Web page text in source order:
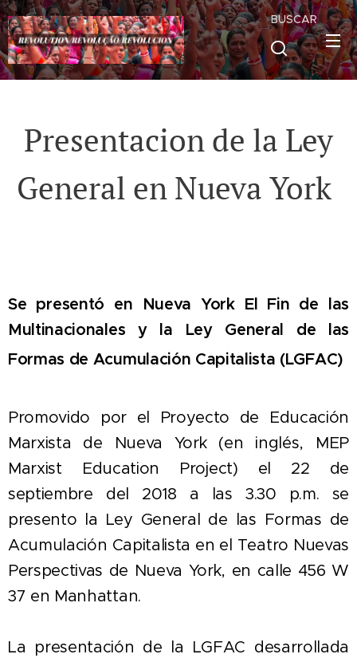
BUSCAR
Presentacion de la Ley
General en Nueva York
Se presentó en Nueva York El Fin de las
Multinacionales y la Ley General de las
Formas de Acumulación Capitalista (LGFAC)
Promovido por el Proyecto de Educación
Marxista de Nueva York (en inglés, MEP
Marxist Education Project) el 22 de
septiembre del 2018 a las 3.30 p.m. se
presento la Ley General de las Formas de
Acumulación Capitalista en el Teatro Nuevas
Perspectivas de Nueva York, en calle 456 W
37 en Manhattan.
La presentación de la LGFAC desarrollada